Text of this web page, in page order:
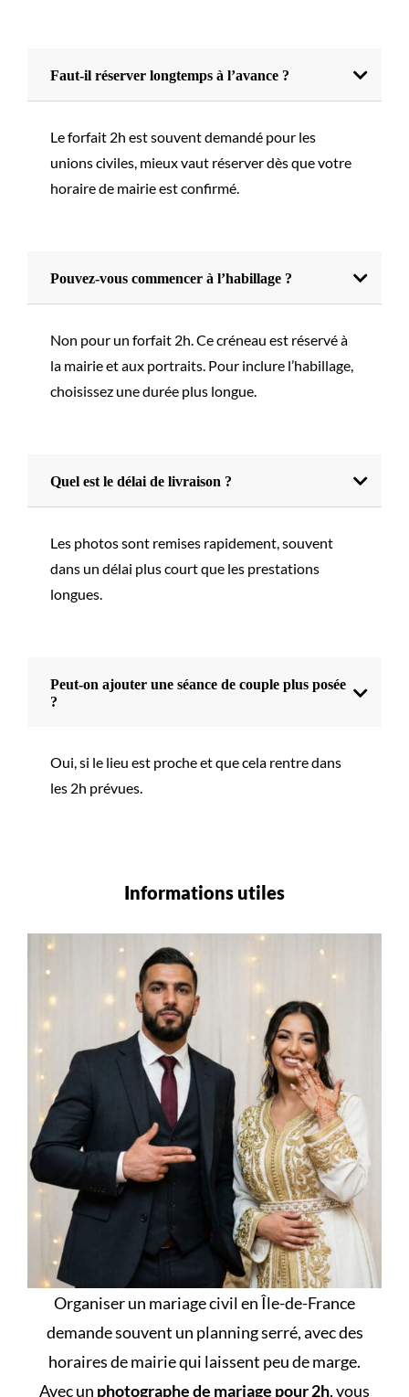
Faut-il réserver longtemps à l’avance ?
Le forfait 2h est souvent demandé pour les
unions civiles, mieux vaut réserver dès que votre
horaire de mairie est confirmé.
Pouvez-vous commencer à l’habillage ?
Non pour un forfait 2h. Ce créneau est réservé à
la mairie et aux portraits. Pour inclure l’habillage,
choisissez une durée plus longue.
Quel est le délai de livraison ?
Les photos sont remises rapidement, souvent
dans un délai plus court que les prestations
longues.
Peut-on ajouter une séance de couple plus posée
?
Oui, si le lieu est proche et que cela rentre dans
les 2h prévues.
Informations utiles
Organiser un mariage civil en Île-de-France
demande souvent un planning serré, avec des
horaires de mairie qui laissent peu de marge.
Avec un photographe de mariage pour 2h, vous